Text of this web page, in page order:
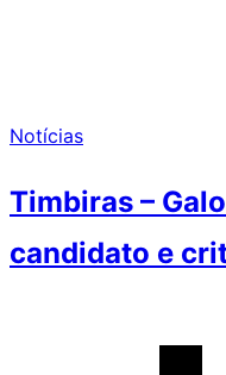
Notícias
Timbiras –
candidato e